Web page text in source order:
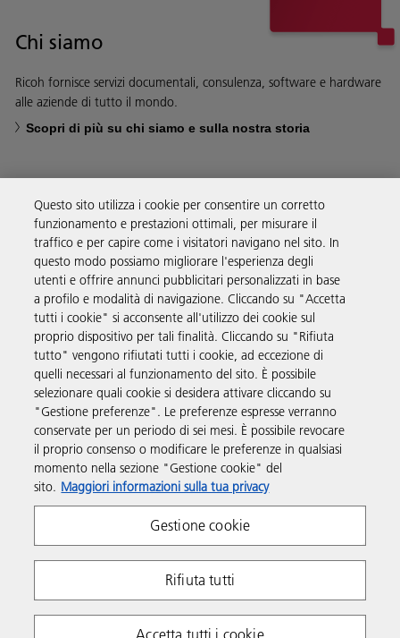
Chi siamo
Ricoh fornisce servizi documentali, consulenza, software e hardware
alle aziende di tutto il mondo.
Scopri di più su chi siamo e sulla nostra storia
Soluzioni
Prodotti e servizi
Supporto
Link utili
Seguici sui social
Policy sulla Privacy
Policy sui cookie
Questo sito utilizza i cookie per consentire un corretto
funzionamento e prestazioni ottimali, per misurare il
traffico e per capire come i visitatori navigano nel sito. In
questo modo possiamo migliorare l'esperienza degli
utenti e offrire annunci pubblicitari personalizzati in base
a profilo e modalità di navigazione. Cliccando su "Accetta
tutti i cookie" si acconsente all'utilizzo dei cookie sul
proprio dispositivo per tali finalità. Cliccando su "Rifiuta
tutto" vengono rifiutati tutti i cookie, ad eccezione di
quelli necessari al funzionamento del sito. È possibile
selezionare quali cookie si desidera attivare cliccando su
"Gestione preferenze". Le preferenze espresse verranno
conservate per un periodo di sei mesi. È possibile revocare
il proprio consenso o modificare le preferenze in qualsiasi
momento nella sezione "Gestione cookie" del
sito. Maggiori informazioni sulla tua privacy
Gestione cookie
Rifiuta tutti
Accetta tutti i cookie